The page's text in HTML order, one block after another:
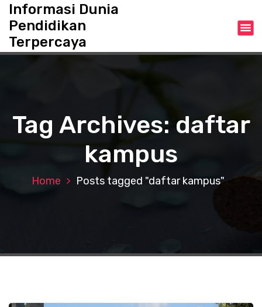
t
Informasi Dunia
Pendidikan
Terpercaya
Tag Archives: daftar
kampus
Home Posts tagged "daftar kampus"